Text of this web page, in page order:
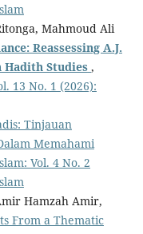
Mahmoud Ali
Reassessing A.J.
Hadith Studies ,
13 No. 1 (2026):
Tinjauan
Memahami
Vol. 4 No. 2
Hamzah Amir,
From a Thematic